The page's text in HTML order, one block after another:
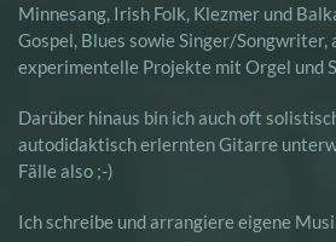
Minnesang, Irish Folk, Klezmer und
Gospel, Blues sowie Singer/Songwriter,
experimentelle Projekte mit Orgel und
Darüber hinaus bin ich auch oft
autodidaktisch erlernten Gitarre
Fälle also ;-)
Ich schreibe und arrangiere eigene